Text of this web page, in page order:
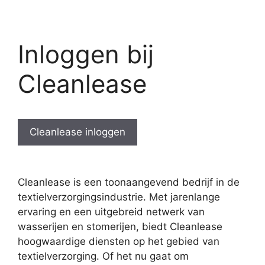
Inloggen bij
Cleanlease
Cleanlease inloggen
Cleanlease is een toonaangevend bedrijf in de
textielverzorgingsindustrie. Met jarenlange
ervaring en een uitgebreid netwerk van
wasserijen en stomerijen, biedt Cleanlease
hoogwaardige diensten op het gebied van
textielverzorging. Of het nu gaat om